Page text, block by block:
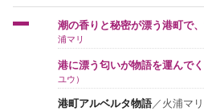
潮の香りと秘密が漂う港町で
浦マリ
港に漂う匂いが物語を運んで
ユウ）
港町アルベルタ物語／火浦マリ